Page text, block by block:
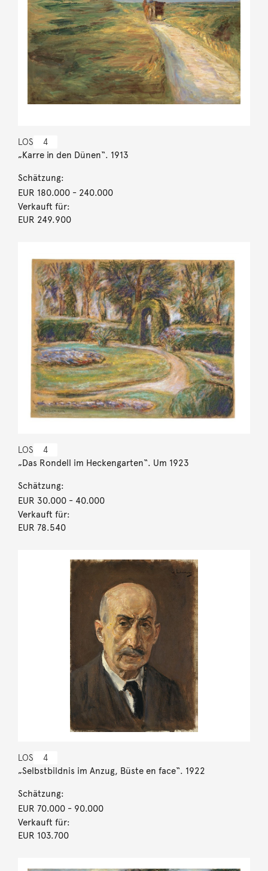
LOS 4
„Karre in den Dünen“. 1913
Schätzung:
EUR 180.000- 240.000
Verkauft für:
EUR 249.900
LOS 4
„Das Rondell im Heckengarten“. Um 1923
Schätzung:
EUR 30.000- 40.000
Verkauft für:
EUR 78.540
LOS 4
„Selbstbildnis im Anzug, Büste en face“. 1922
Schätzung:
EUR 70.000- 90.000
Verkauft für:
EUR 103.700